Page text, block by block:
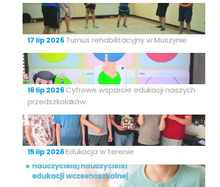
17 lip 2026 Turnus rehabilitacyjny w Muszynie
16 lip 2026 Cyfrowe wsparcie edukacji naszych
przedszkolaków
15 lip 2026Edukacja w terenie